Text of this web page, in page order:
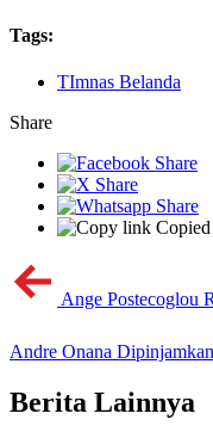
Tags:
TImnas Belanda
Share
Copied
Ange Postecoglou
Andre Onana
Berita Lainnya